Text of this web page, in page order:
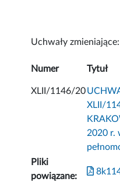
Uchwały zmieniające:
Numer Tytuł
XLII/1146/20
XLII/
2020 r.
Pliki
powiązane: